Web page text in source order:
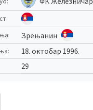
Зрењанин
18. октобар 1996.
29